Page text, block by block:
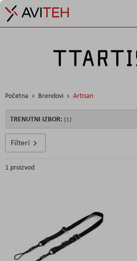
Početna Brendovi Artisan
1 proizvod
Filteri
TRENUTNI IZBOR: